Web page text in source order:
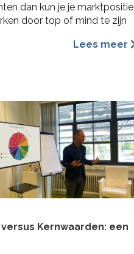
dan kun je je marktpositie
door top of mind te zijn
een Top of Mind
Lees meer
Kernwaarden: een